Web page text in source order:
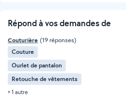
Répond à vos demandes de
Couturière (19 réponses)
Couture
Ourlet de pantalon
Retouche de vêtements
+ 1 autre